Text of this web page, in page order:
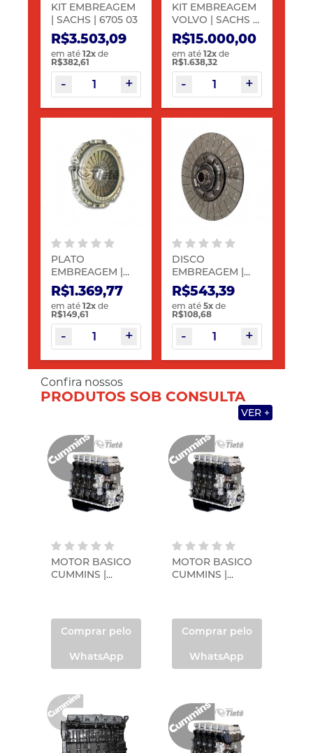
KIT EMBREAGEM
| SACHS | 6705 03
R$3.503,09
em até12x de
R$382,61
KIT EMBREAGEM
VOLVO | SACHS |
6740 03
R$15.000,00
em até 12xde
R$1.638,32
PLATO
EMBREAGEM |
SACHS | 1596 03
R$1.369,77
em até12x de
R$149,61
DISCO
EMBREAGEM |
SACHS | 5711 03
R$543,39
em até 5xde
R$108,68
Confira nossos
PRODUTOS SOB CONSULTA
VER +
MOTOR BASICO
CUMMINS |
Comprar pelo
WhatsApp
MOTOR BASICO
CUMMINS |
Comprar pelo
WhatsApp